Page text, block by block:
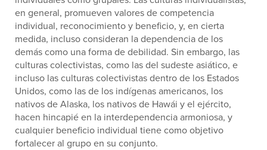
en general, promueven valores de competencia
individual, reconocimiento y beneficio, y, en cierta
medida, incluso consideran la dependencia de los
demás como una forma de debilidad. Sin embargo, las
culturas colectivistas, como las del sudeste asiático, e
incluso las culturas colectivistas dentro de los Estados
Unidos, como las de los indígenas americanos, los
nativos de Alaska, los nativos de Hawái y el ejército,
hacen hincapié en la interdependencia armoniosa, y
cualquier beneficio individual tiene como objetivo
fortalecer al grupo en su conjunto.